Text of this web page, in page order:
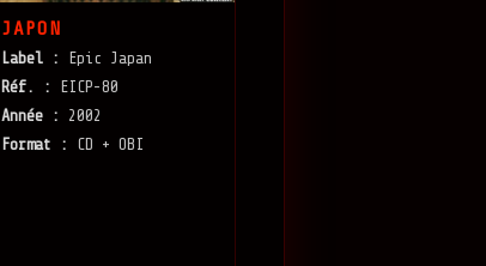
JAPON
Label : Epic Japan
Réf. : EICP-80
Année : 2002
Format : CD + OBI